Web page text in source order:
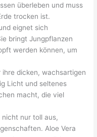
überleben und muss
trocken ist.
eignet sich
bringt Jungpflanzen
werden können, um
dicken, wachsartigen
Licht und seltenes
macht, die viel
nicht nur toll aus,
Aloe Vera